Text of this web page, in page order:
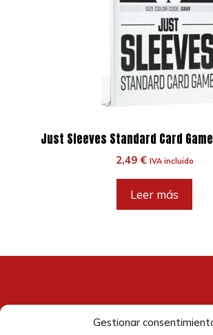
Gestionar
Just Sleeves Standard Card
2,49 € IVA incluido
Leer más